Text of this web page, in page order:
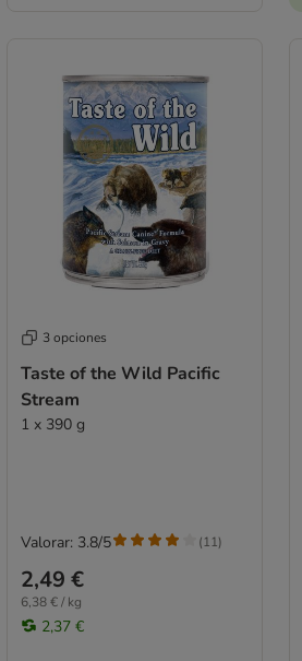
3 opciones
Taste of the Wild Pacific
Stream
1 x 390 g
2,49 €
6,38 € / kg
2,37 €
Valorar: 3.8/5 (11)